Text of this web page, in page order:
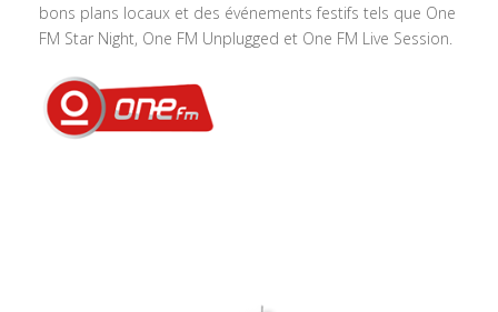
bons plans locaux et des événements festifs tels que One
FM Star Night, One FM Unplugged et One FM Live Session.